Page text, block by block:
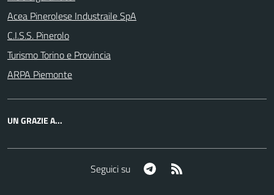
Acea Pinerolese Industraile SpA
C.I.S.S. Pinerolo
Turismo Torino e Provincia
ARPA Piemonte
UN GRAZIE A...
Seguici su Telegram